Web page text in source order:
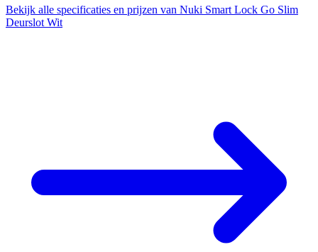
Bekijk alle specificaties en prijzen van Nuki Smart Lock Go Slim
Deurslot Wit